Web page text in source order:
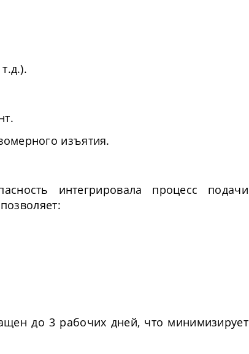
изъятия.
интегрировала процесс подачи
до 3 рабочих дней, что минимизирует